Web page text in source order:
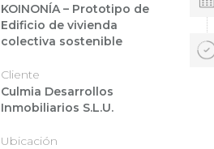
KOINONÍA – Prototipo de
Edificio de vivienda
colectiva sostenible
Cliente
Culmia Desarrollos
Inmobiliarios S.L.U.
Ubicación